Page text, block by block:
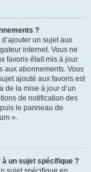
?
un sujet aux
internet. Vous ne
favoris était mis à jour.
aux abonnements. Vous
ajouté aux favoris est
de la mise à jour d’un
de notification des
le panneau de
».
un sujet spécifique ?